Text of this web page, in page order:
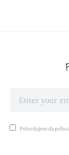
Potvrđujem da